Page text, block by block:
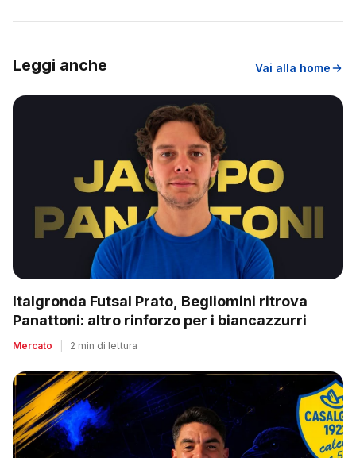
Leggi anche Vai alla home
Italgronda Futsal Prato, Begliomini ritrova
Panattoni: altro rinforzo per i biancazzurri
Mercato 2 min di lettura